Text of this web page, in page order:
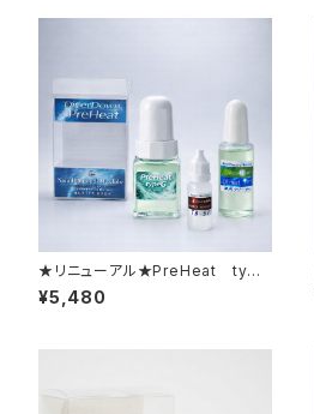
★リニューアル★PreHeat type
G （高速仕様）【液体化ホット＋加
速パウダー】
¥5,480